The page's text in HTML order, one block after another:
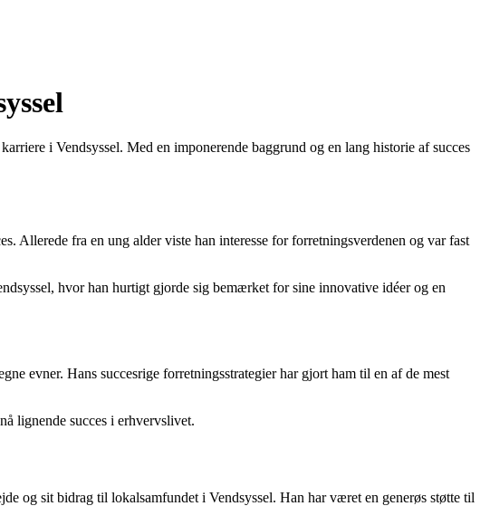
i Vendsyssel. Med en imponerende baggrund og en lang historie af succes
Allerede fra en ung alder viste han interesse for forretningsverdenen og var fast
hvor han hurtigt gjorde sig bemærket for sine innovative idéer og en
evner. Hans succesrige forretningsstrategier har gjort ham til en af de mest
lignende succes i erhvervslivet.
og sit bidrag til lokalsamfundet i Vendsyssel. Han har været en generøs støtte til